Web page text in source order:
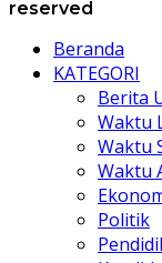
reserved
Beranda
KATEGORI
Berita
Waktu
Waktu
Waktu
Politik